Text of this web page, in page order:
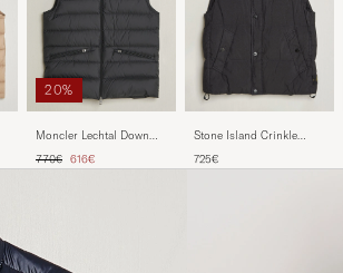
20%
Moncler Lechtal Down
Regulärer Preis
770€ Reduzierter Preis
616€
Stone Island Crinkle
725€